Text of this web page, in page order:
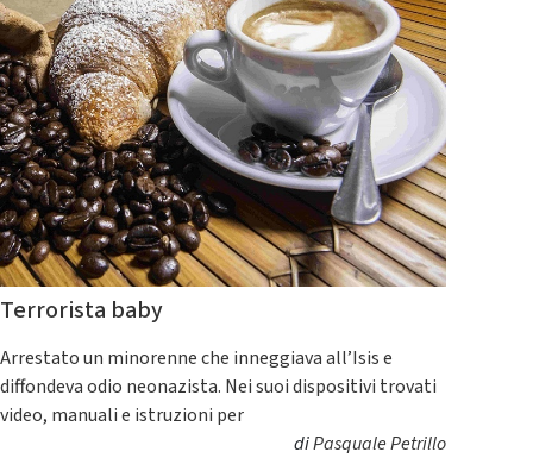
Terrorista baby
Arrestato un minorenne che inneggiava all’Isis e
diffondeva odio neonazista. Nei suoi dispositivi trovati
video, manuali e istruzioni per
diPasquale Petrillo